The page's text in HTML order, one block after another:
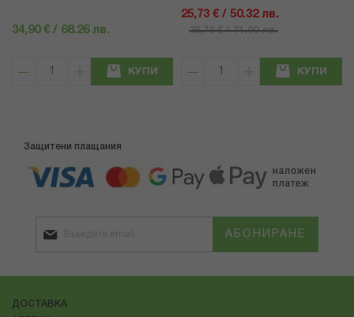
34,90 € / 68.26 лв.
КУПИ
25,73 € / 50.32 лв.
36,76 € / 71.90 лв.
КУПИ
Защитени плащания
АБОНИРАНЕ
ДОСТАВКА